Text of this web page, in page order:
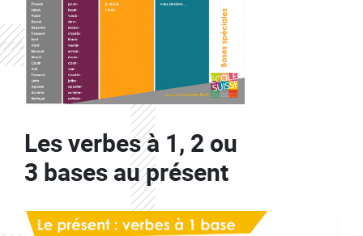
Les verbes à 1, 2 ou
3 bases au présent